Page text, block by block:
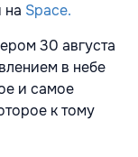
на Space.
30 августа
в небе
и самое
к тому